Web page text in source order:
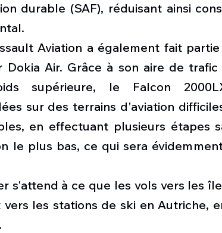
durable (SAF), réduisant ainsi
Aviation a également fait
Dokia Air. Grâce à son aire de
supérieure, le Falcon
sur des terrains d'aviation
en effectuant plusieurs étapes
le plus bas, ce qui sera
s'attend à ce que les vols vers les
les stations de ski en Autriche,